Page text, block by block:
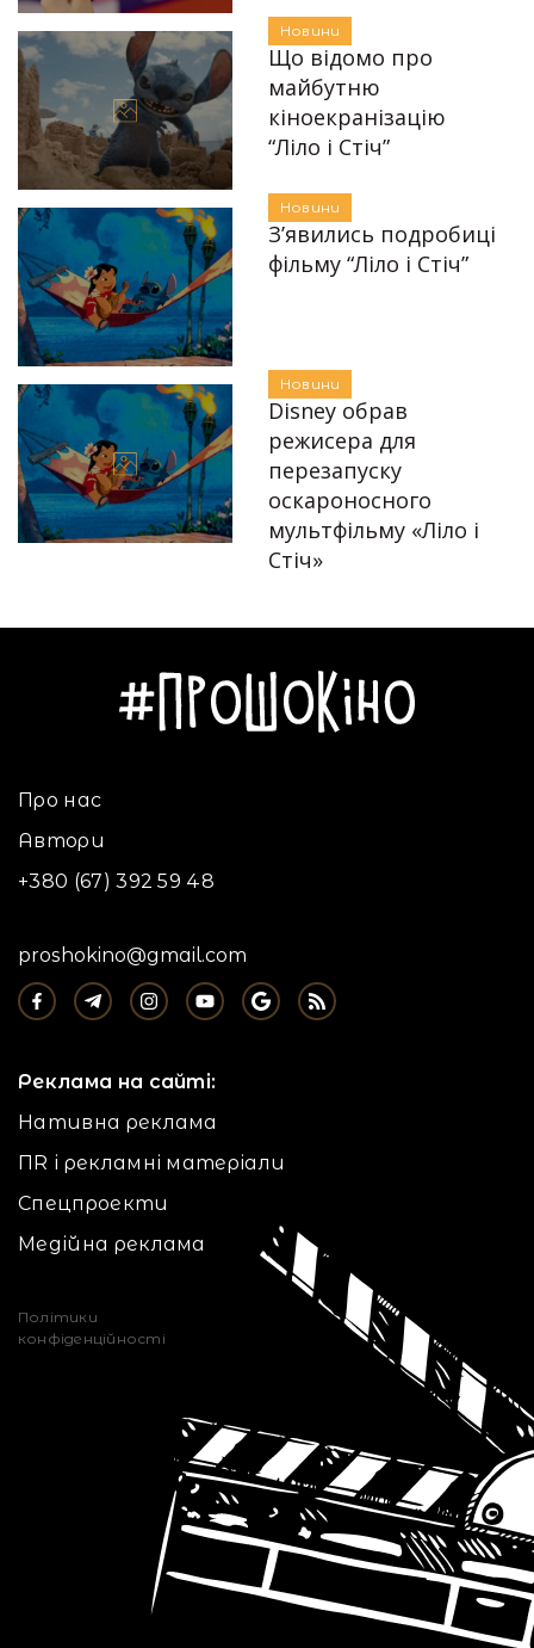
Новини
Що відомо про
майбутню
кіноекранізацію
“Ліло і Стіч”
Новини
З’явились подробиці
фільму “Ліло і Стіч”
Новини
Disney обрав
режисера для
перезапуску
оскароносного
мультфільму «Ліло і
Стіч»
Єгор Бунін
Про нас
Автори
+380 (67) 392 59 48
proshokino@gmail.com
Реклама на сайті:
Нативна реклама
ПR і рекламні матеріали
Спецпроекти
Медійна реклама
Політики
конфіденційності